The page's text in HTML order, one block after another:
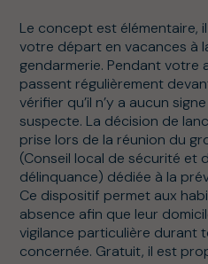
Le concept est élémentaire,
votre départ en vacances à
gendarmerie. Pendant votre
passent régulièrement
vérifier qu’il n’y a aucun
suspecte. La décision de
prise lors de la réunion du
(Conseil local de sécurité et
délinquance) dédiée à la
Ce dispositif permet aux
absence afin que leur
vigilance particulière durant
concernée. Gratuit, il est